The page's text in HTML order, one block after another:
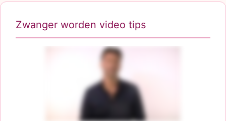
Zwanger worden video tips